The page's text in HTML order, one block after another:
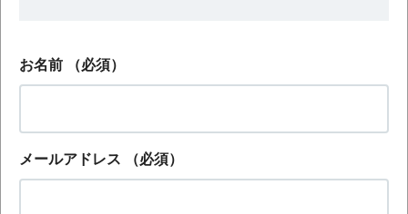
お名前 （必須）
メールアドレス （必須）